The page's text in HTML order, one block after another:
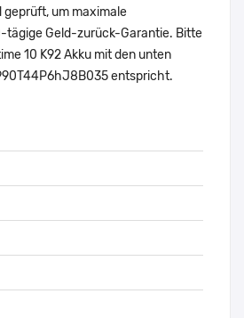
geprüft, um maximale
tägige Geld-zurück-Garantie. Bitte
10 K92 Akku mit den unten
entspricht.